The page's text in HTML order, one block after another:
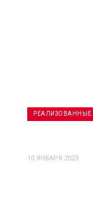
РЕАЛИЗОВАННЫЕ
10 ЯНВАРЯ 2023